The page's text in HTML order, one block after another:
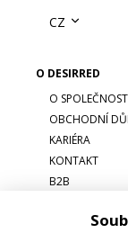
CZ
O DESIRRED
O
OBCHODNÍ
KARIÉRA
KONTAKT
B2B